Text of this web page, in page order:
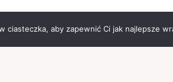
ciasteczka, aby zapewnić Ci jak najlepsze